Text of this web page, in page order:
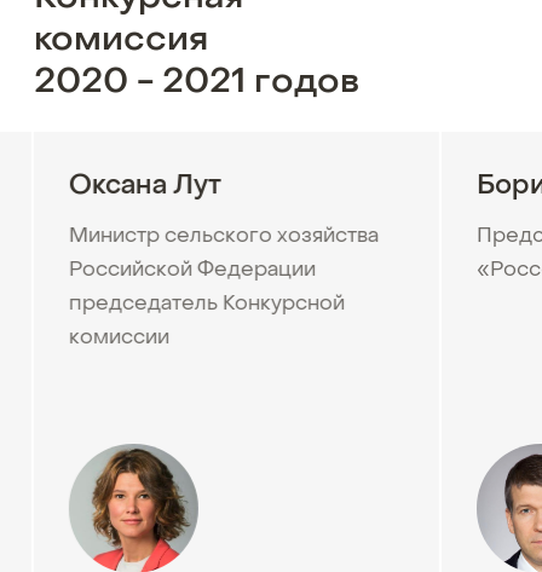
комиссия
2020 - 2021 годов
Оксана Лут
Министр сельского хозяйства
Российской Федерации
председатель Конкурсной
комиссии